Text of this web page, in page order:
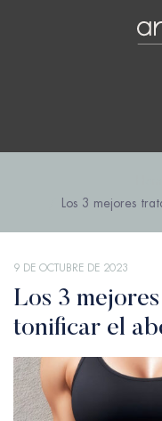
Los 3 mejores
9 DE OCTUBRE DE 2023
Los 3
tonificar el